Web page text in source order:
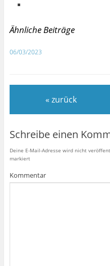
Ähnliche Beiträge
06/03/2023
« zurück
Schreibe einen
Deine E-Mail-Adresse wird nicht
markiert
Kommentar